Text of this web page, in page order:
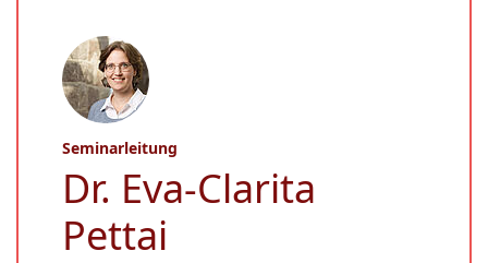
Seminarleitung
Dr. Eva-Clarita
Pettai